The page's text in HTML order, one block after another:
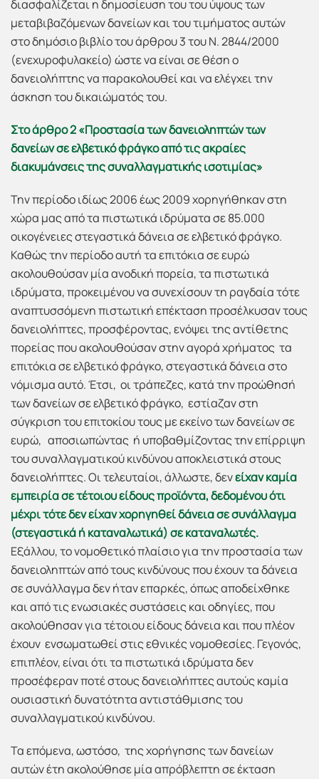
διασφαλίζεται η δημοσίευση του του ύψους των
μεταβιβαζόμενων δανείων και του τιμήματος αυτών
στο δημόσιο βιβλίο του άρθρου 3 του Ν. 2844/2000
(ενεχυροφυλακείο) ώστε να είναι σε θέση ο
δανειολήπτης να παρακολουθεί και να ελέγχει την
άσκηση του δικαιώματός του.
Στο άρθρο 2 «Προστασία των δανειοληπτών των
δανείων σε ελβετικό φράγκο από τις ακραίες
διακυμάνσεις της συναλλαγματικής ισοτιμίας»
Την περίοδο ιδίως 2006 έως 2009 χορηγήθηκαν στη
χώρα μας από τα πιστωτικά ιδρύματα σε 85.000
οικογένειες στεγαστικά δάνεια σε ελβετικό φράγκο.
Καθώς την περίοδο αυτή τα επιτόκια σε ευρώ
ακολουθούσαν μία ανοδική πορεία, τα πιστωτικά
ιδρύματα, προκειμένου να συνεχίσουν τη ραγδαία τότε
αναπτυσσόμενη πιστωτική επέκταση προσέλκυσαν τους
δανειολήπτες, προσφέροντας, ενόψει της αντίθετης
πορείας που ακολουθούσαν στην αγορά χρήματος τα
επιτόκια σε ελβετικό φράγκο, στεγαστικά δάνεια στο
νόμισμα αυτό. Έτσι, οι τράπεζες, κατά την προώθησή
των δανείων σε ελβετικό φράγκο, εστίαζαν στη
σύγκριση του επιτοκίου τους με εκείνο των δανείων σε
ευρώ, αποσιωπώντας ή υποβαθμίζοντας την επίρριψη
του συναλλαγματικού κινδύνου αποκλειστικά στους
δανειολήπτες. Οι τελευταίοι, άλλωστε, δενείχαν καμία
εμπειρία σε τέτοιου είδους προϊόντα, δεδομένου ότι
μέχρι τότε δεν είχαν χορηγηθεί δάνεια σε συνάλλαγμα
(στεγαστικά ή καταναλωτικά) σε καταναλωτές.
Εξάλλου, το νομοθετικό πλαίσιο για την προστασία των
δανειοληπτών από τους κινδύνους που έχουν τα δάνεια
σε συνάλλαγμα δεν ήταν επαρκές, όπως αποδείχθηκε
και από τις ενωσιακές συστάσεις και οδηγίες, που
ακολούθησαν για τέτοιου είδους δάνεια και που πλέον
έχουν ενσωματωθεί στις εθνικές νομοθεσίες. Γεγονός,
επιπλέον, είναι ότι τα πιστωτικά ιδρύματα δεν
προσέφεραν ποτέ στους δανειολήπτες αυτούς καμία
ουσιαστική δυνατότητα αντιστάθμισης του
συναλλαγματικού κινδύνου.
Τα επόμενα, ωστόσο, της χορήγησης των δανείων
αυτών έτη ακολούθησε μία απρόβλεπτη σε έκταση